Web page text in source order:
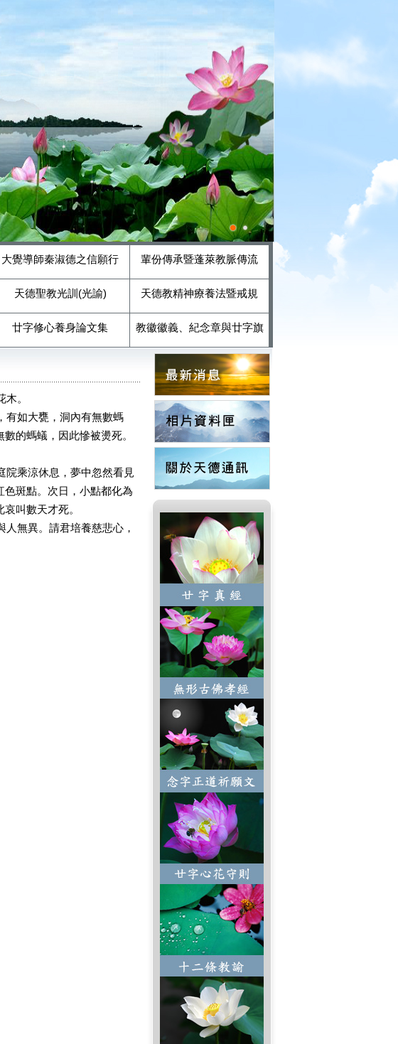
大覺導師秦淑德之信願行 輩份傳承暨蓬萊教脈傳流
天德聖教光訓(光諭) 天德教精神療養法暨戒規
廿字修心養身論文集 教徽徽義、紀念章與廿字旗
。
如大甕，洞內有無數螞
的螞蟻，因此慘被燙死。
乘涼休息，夢中忽然看見
斑點。次日，小點都化為
叫數天才死。
無異。請君培養慈悲心，